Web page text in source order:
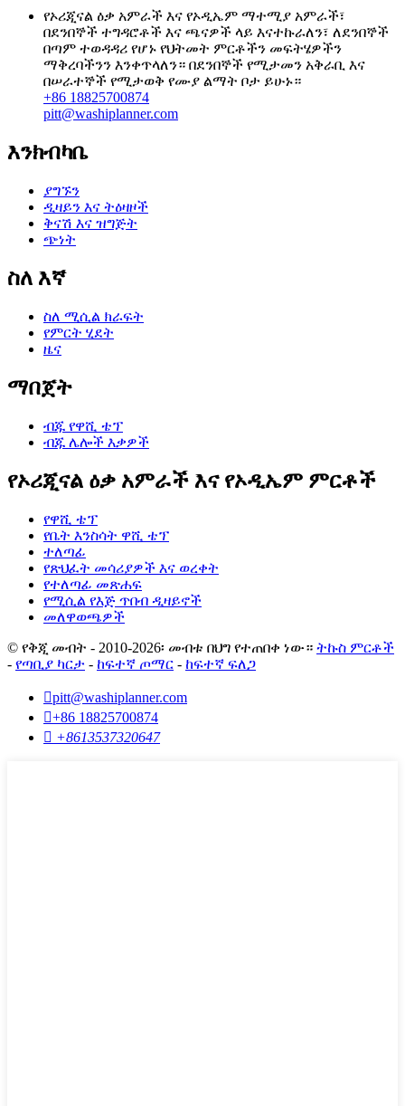
የኦሪጂናል ዕቃ አምራች እና የኦዲኤም ማተሚያ አምራች፣
በደንበኞች ተግዳሮቶች እና ጫናዎች ላይ እናተኩራለን፣ ለደንበኞች
በጣም ተወዳዳሪ የሆኑ የህትመት ምርቶችን መፍትሄዎችን
ማቅረባችንን እንቀጥላለን። በደንበኞች የሚታመን አቅራቢ እና
በሠራተኞች የሚታወቅ የሙያ ልማት ቦታ ይሁኑ።
+86 18825700874
pitt@washiplanner.com
እንክብካቤ
ያግኙን
ዲዛይን እና ትዕዛዞች
ቅናሽ እና ዝግጅት
ጭነት
ስለ እኛ
ስለ ሚሲል ክራፍት
የምርት ሂደት
ዜና
ማበጀት
ብጁ የዋሺ ቴፕ
ብጁ ሌሎች እቃዎች
የኦሪጂናል ዕቃ አምራች እና የኦዲኤም ምርቶች
የዋሺ ቴፕ
የቤት እንስሳት ዋሺ ቴፕ
ተለጣፊ
የጽህፈት መሳሪያዎች እና ወረቀት
የተለጣፊ መጽሐፍ
የሚሲል የእጅ ጥበብ ዲዛይኖች
መለዋወጫዎች
© የቅጂ መብት - 2010-2026፡ መብቱ በህግ የተጠበቀ ነው። ትኩስ ምርቶች
- የጣቢያ ካርታ - ከፍተኛ ጦማር - ከፍተኛ ፍለጋ
pitt@washiplanner.com
+86 18825700874
 +8613537320647